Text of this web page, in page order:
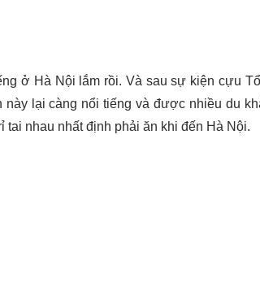
ở Hà Nội lắm rồi. Và sau sự kiện cựu
lại càng nổi tiếng và được nhiều du
nhau nhất định phải ăn khi đến Hà Nội.